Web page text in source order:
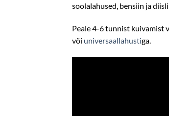
soolalahused, bensiin ja
Peale 4-6 tunnist kuivamist
või universaallahustiga.